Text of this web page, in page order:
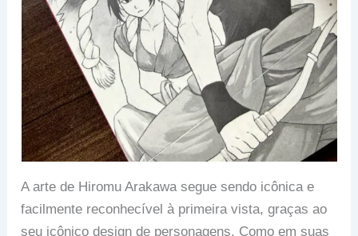
A arte de Hiromu Arakawa segue sendo icônica e
facilmente reconhecível à primeira vista, graças ao
seu icônico design de personagens. Como em suas